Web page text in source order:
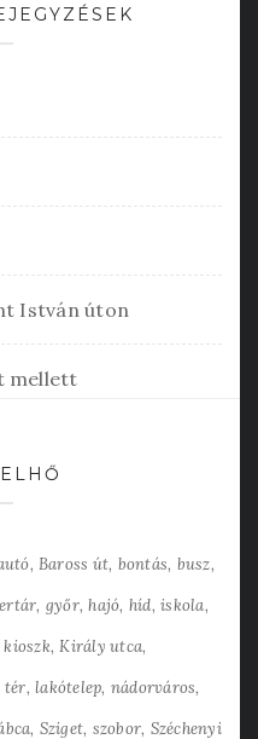
István úton
mellett
Baross út bontás busz
győr hajó híd iskola
kioszk Király utca
tér lakótelep nádorváros
Sziget szobor Széchenyi